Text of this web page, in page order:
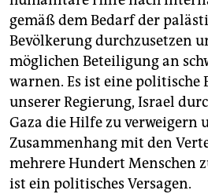
gemäß dem Bedarf der
Bevölkerung durchzusetzen
möglichen Beteiligung an
warnen. Es ist eine politische
unserer Regierung, Israel
Gaza die Hilfe zu verweigern
Zusammenhang mit den
mehrere Hundert Menschen
ist ein politisches Versagen.